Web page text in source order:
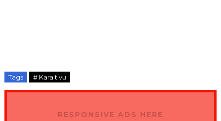
Tags # Karaitivu
RESPONSIVE ADS HERE